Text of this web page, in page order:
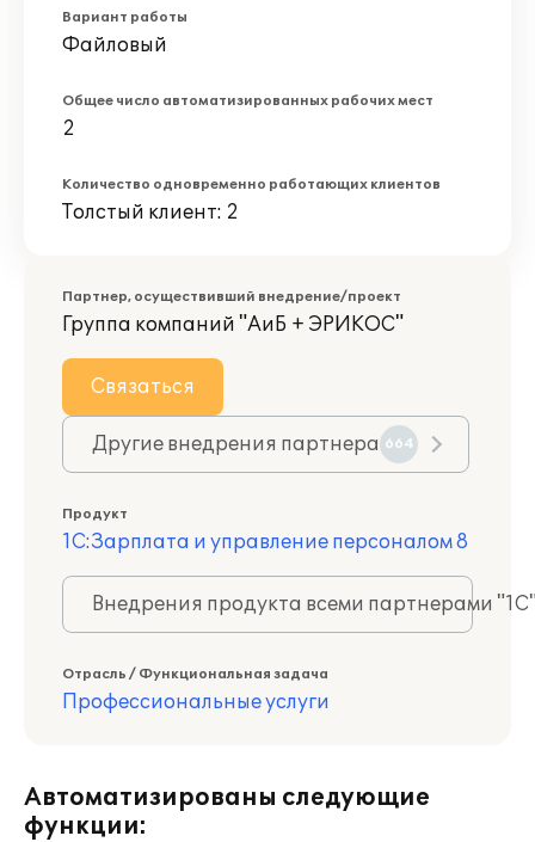
Вариант работы
Файловый
Общее число автоматизированных рабочих мест
2
Количество одновременно работающих клиентов
Толстый клиент: 2
Партнер, осуществивший внедрение/проект
Группа компаний "АиБ + ЭРИКОС"
Связаться
Другие внедрения партнера 664
Продукт
1С:Зарплата и управление персоналом 8
Внедрения продукта всеми партнерами
Отрасль / Функциональная задача
Профессиональные услуги
Автоматизированы следующие
функции: